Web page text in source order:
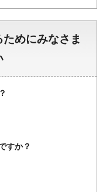
めにみなさま
すか？